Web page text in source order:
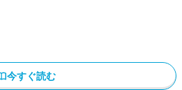
今すぐ読む